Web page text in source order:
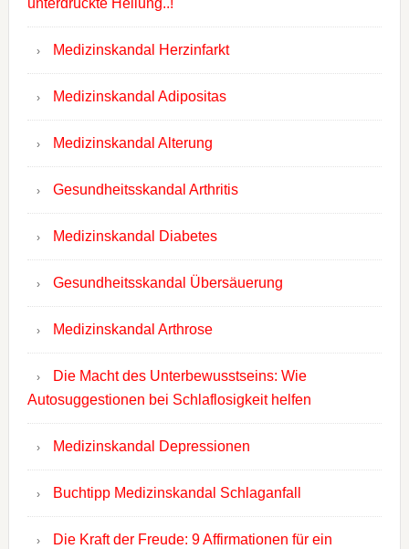
unterdrückte Heilung..!
Medizinskandal Herzinfarkt
Medizinskandal Adipositas
Medizinskandal Alterung
Gesundheitsskandal Arthritis
Medizinskandal Diabetes
Gesundheitsskandal Übersäuerung
Medizinskandal Arthrose
Die Macht des Unterbewusstseins: Wie
Autosuggestionen bei Schlaflosigkeit helfen
Medizinskandal Depressionen
Buchtipp Medizinskandal Schlaganfall
Die Kraft der Freude: 9 Affirmationen für ein